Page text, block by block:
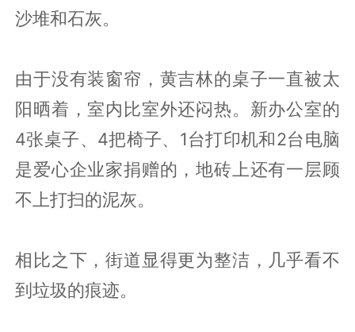
沙堆和石灰。
由于没有装窗帘，黄吉林的桌子一直被太
阳晒着，室内比室外还闷热。新办公室的
4张桌子、4把椅子、1台打印机和2台电脑
是爱心企业家捐赠的，地砖上还有一层顾
不上打扫的泥灰。
相比之下，街道显得更为整洁，几乎看不
到垃圾的痕迹。